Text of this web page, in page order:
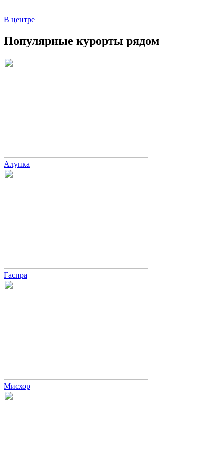
В центре
Популярные курорты рядом
Алупка
Гаспра
Мисхор